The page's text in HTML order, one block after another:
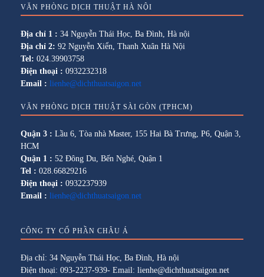
VĂN PHÒNG DỊCH THUẬT HÀ NỘI
Địa chỉ 1 : 34 Nguyễn Thái Học, Ba Đình, Hà nội
Địa chỉ 2: 92 Nguyễn Xiển, Thanh Xuân Hà Nội
Tel: 024.39903758
Điện thoại : 0932232318
Email : lienhe@dichthuatsaigon.net
VĂN PHÒNG DỊCH THUẬT SÀI GÒN (TPHCM)
Quận 3 : Lầu 6, Tòa nhà Master, 155 Hai Bà Trưng, P6, Quận 3,
HCM
Quận 1 : 52 Đông Du, Bến Nghé, Quận 1
Tel : 028.66829216
Điện thoại : 0932237939
Email : lienhe@dichthuatsaigon.net
CÔNG TY CỔ PHẦN CHÂU Á
Địa chỉ: 34 Nguyễn Thái Học, Ba Đình, Hà nội
Điện thoại: 093-2237-939- Email: lienhe@dichthuatsaigon.net